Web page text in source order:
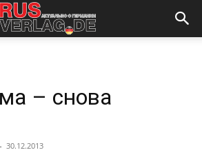
– снова
- 30.12.2013